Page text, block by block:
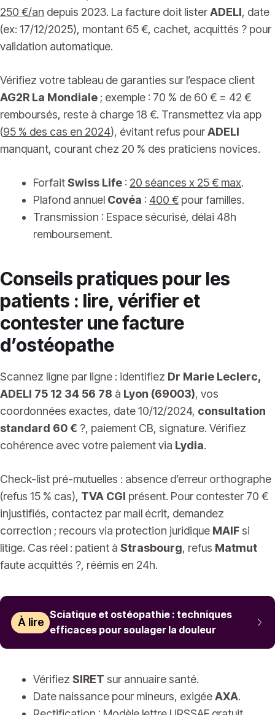
250 €/an depuis 2023. La facture doit listerADELI, date
(ex: 17/12/2025), montant 65 €, cachet, acquittés ? pour
validation automatique.
Vérifiez votre tableau de garanties sur l’espace client
AG2R La Mondiale ; exemple : 70 % de 60 € = 42 €
remboursés, reste à charge 18 €. Transmettez via app
(95 % des cas en 2024), évitant refus pourADELI
manquant, courant chez 20 % des praticiens novices.
ForfaitSwiss Life : 20 séances x 25 € max.
Plafond annuel Covéa : 400 € pour familles.
Transmission : Espace sécurisé, délai 48h
remboursement.
Conseils pratiques pour les
patients : lire, vérifier et
contester une facture
d’ostéopathe
Scannez ligne par ligne : identifiez Dr Marie Leclerc,
ADELI 75 12 34 56 78 à Lyon (69003), vos
coordonnées exactes, date 10/12/2024, consultation
standard 60 € ?, paiement CB, signature. Vérifiez
cohérence avec votre paiement via Lydia.
Check-list pré-mutuelles : absence d’erreur orthographe
(refus 15 % cas), TVA CGI présent. Pour contester 70 €
injustifiés, contactez par mail écrit, demandez
correction ; recours via protection juridique MAIF si
litige. Cas réel : patient à Strasbourg, refus Matmut
faute acquittés ?, réémis en 24h.
À lire
Sciatique et ostéopathie : techniques
efficaces pour soulager la douleur
Vérifiez SIRET sur annuaire santé.
Date naissance pour mineurs, exigéeAXA.